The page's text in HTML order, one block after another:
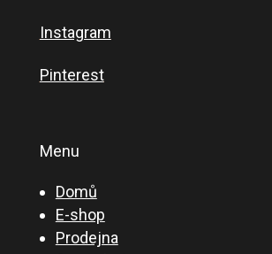
Instagram
Pinterest
Menu
Domů
E-shop
Prodejna